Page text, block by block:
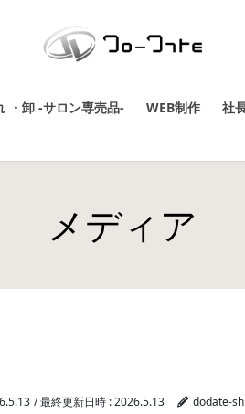
・卸 -サロン専売品- WEB制作 社
メディア
/ 最終更新日時 :2026.5.13 dodate-